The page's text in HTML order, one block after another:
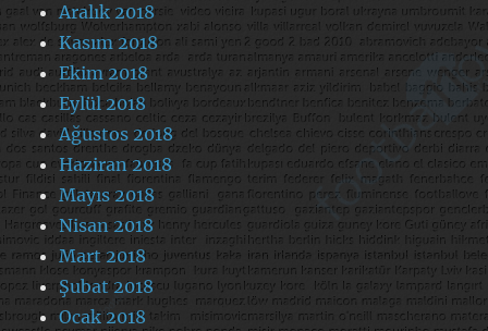
Aralık 2018
Kasım 2018
Ekim 2018
Eylül 2018
Ağustos 2018
Haziran 2018
Mayıs 2018
Nisan 2018
Mart 2018
Şubat 2018
Ocak 2018